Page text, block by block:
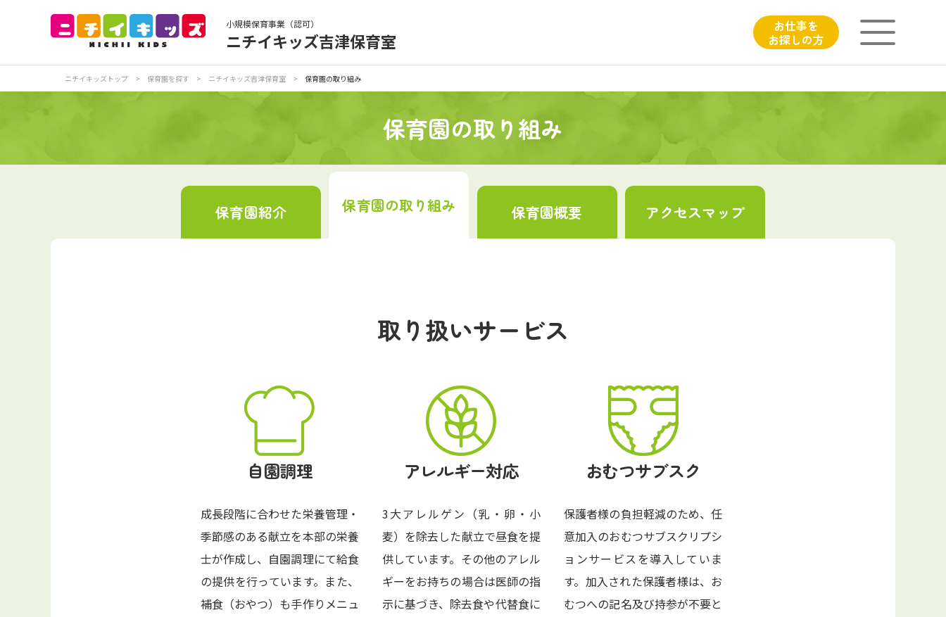
小規模保育事業（認可）
ニチイキッズ吉津保育室
お仕事を
お探しの方
写真販売サービス お仕事をお探しの方 よくあるご質問
保育園に関するお問い合わせ
ニチイキッズトップ > 保育園を探す > ニチイキッズ吉津保育室 > 保育園の取り組み
保育園の取り組み
保育園紹介 保育園の取り組み 保育園概要 アクセスマップ
取り扱いサービス
自園調理
成長段階に合わせた栄養管理・
季節感のある献立を本部の栄養
士が作成し、自園調理にて給食
の提供を行っています。また、
補食（おやつ）も手作りメニュ
アレルギー対応
3大アレルゲン（乳・卵・小
麦）を除去した献立で昼食を提
供しています。その他のアレル
ギーをお持ちの場合は医師の指
示に基づき、除去食や代替食に
おむつサブスク
保護者様の負担軽減のため、任
意加入のおむつサブスクリプシ
ョンサービスを導入していま
す。加入された保護者様は、お
むつへの記名及び持参が不要と